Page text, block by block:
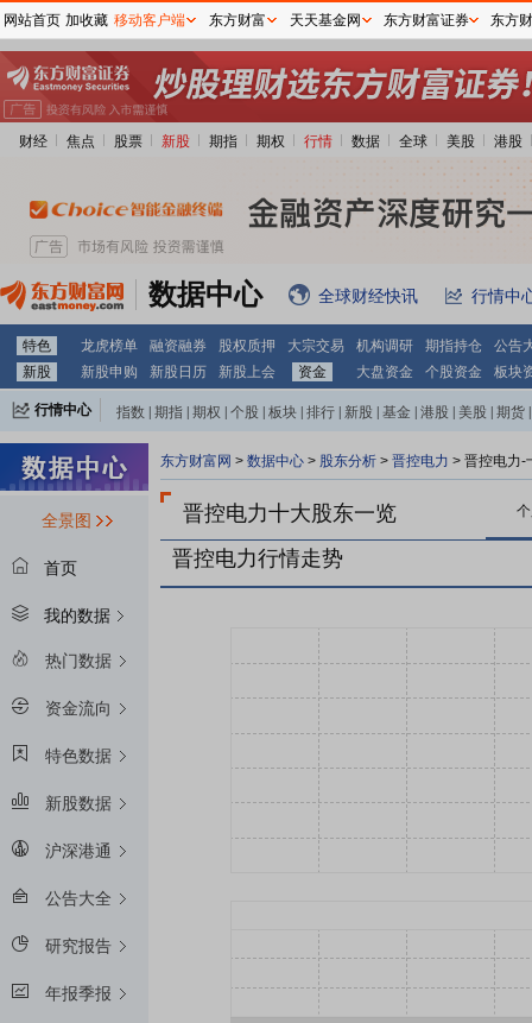
财经 焦点 股票 新股 期指 期权 行情 数据 全球 美股 港股
数据中心 全球财经快讯 行情中
特色 龙虎榜单 融资融券 股权质押 大宗交易 机构调研 期指持仓
公告
新股
新股申购 新股日历 新股上会 资金 大盘资金 个股资金 板块
行情中心 指数 期指 期权 个股 板块 排行 新股 基金 港股 美股 期货
全景图
首页
我的数据
热门数据
资金流向
特色数据
新股数据
沪深港通
公告大全
研究报告
年报季报
东方财富网 > 数据中心 > 股东分析 > 晋控电力 > 晋控电力-
晋控电力十大股东一览
晋控电力行情走势
网站首页 加收藏 移动客户端 东方财富 天天基金网 东方财富证券 东方